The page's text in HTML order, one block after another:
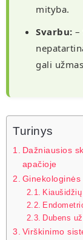
mityba.
Svarbu: –
gali
Turinys
Dažniausios
apačioje
Dubens
Virškinimo